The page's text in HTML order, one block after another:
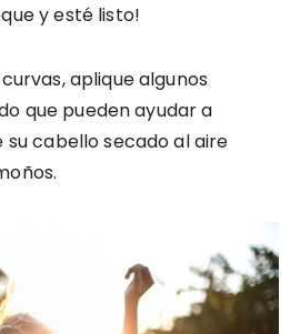
y esté listo!
aplique algunos
que pueden ayudar a
cabello secado al aire